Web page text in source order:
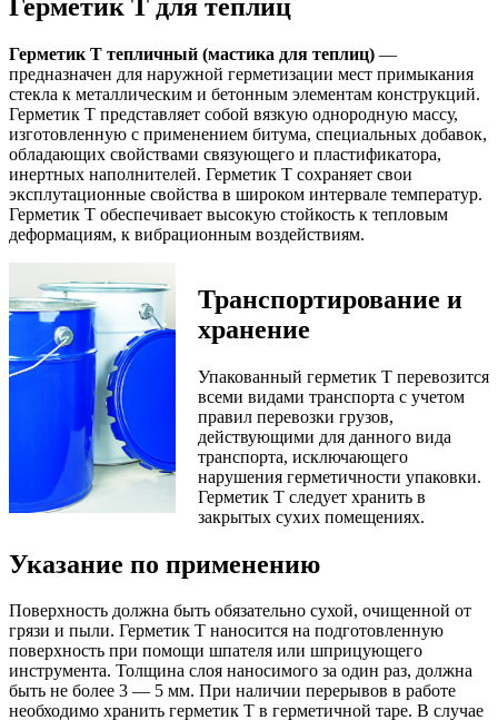
Герметик Т для теплиц
Герметик Т тепличный (мастика для теплиц) —
предназначен для наружной герметизации мест примыкания
стекла к металлическим и бетонным элементам конструкций.
Герметик Т представляет собой вязкую однородную массу,
изготовленную с применением битума, специальных добавок,
обладающих свойствами связующего и пластификатора,
инертных наполнителей. Герметик Т сохраняет свои
эксплутационные свойства в широком интервале температур.
Герметик Т обеспечивает высокую стойкость к тепловым
деформациям, к вибрационным воздействиям.
Транспортирование и
хранение
Упакованный герметик Т перевозится
всеми видами транспорта с учетом
правил перевозки грузов,
действующими для данного вида
транспорта, исключающего
нарушения герметичности упаковки.
Герметик Т следует хранить в
закрытых сухих помещениях.
Указание по применению
Поверхность должна быть обязательно сухой, очищенной от
грязи и пыли. Герметик Т наносится на подготовленную
поверхность при помощи шпателя или шприцующего
инструмента. Толщина слоя наносимого за один раз, должна
быть не более 3 — 5 мм. При наличии перерывов в работе
необходимо хранить герметик Т в герметичной таре. В случае